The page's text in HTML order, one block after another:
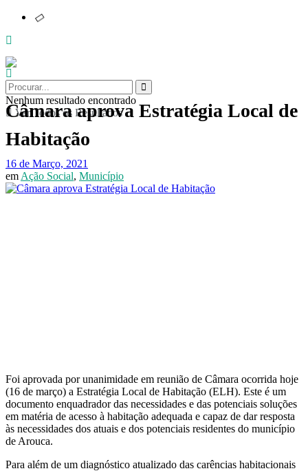
Nenhum resultado encontrado
Ver Todos os Resultados
Câmara aprova Estratégia Local de
Habitação
16 de Março, 2021
em Ação Social, Município
Foi aprovada por unanimidade em reunião de Câmara ocorrida hoje
(16 de março) a Estratégia Local de Habitação (ELH). Este é um
documento enquadrador das necessidades e das potenciais soluções
em matéria de acesso à habitação adequada e capaz de dar resposta
às necessidades dos atuais e dos potenciais residentes do município
de Arouca.
Para além de um diagnóstico atualizado das carências habitacionais